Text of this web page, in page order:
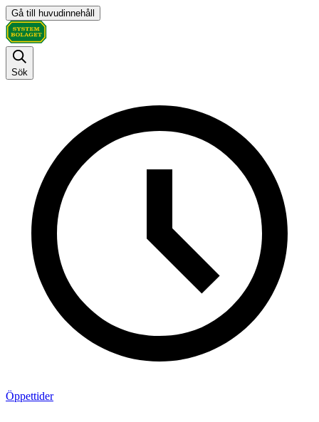
Gå till huvudinnehåll
Sök
Öppettider